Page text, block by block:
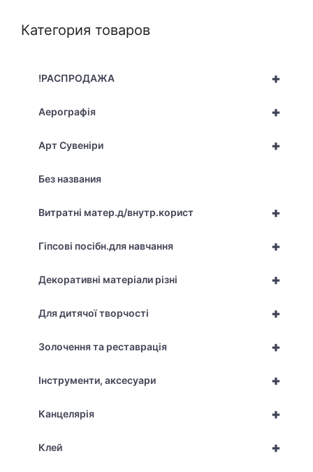
Категория товаров
+
!РАСПРОДАЖА
+
Аерографія
+
Арт Сувеніри
Без названия
+
Витратні матер.д/внутр.корист
+
Гіпсові посібн.для навчання
+
Декоративні матеріали різні
+
Для дитячої творчості
+
Золочення та реставрація
+
Інструменти, аксесуари
+
Канцелярія
+
Клей